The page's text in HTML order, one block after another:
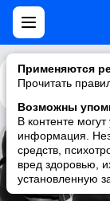
Применяются
Прочитать
Возможны
В контенте
информация.
средств,
вред здоровью,
установленную
Каталог